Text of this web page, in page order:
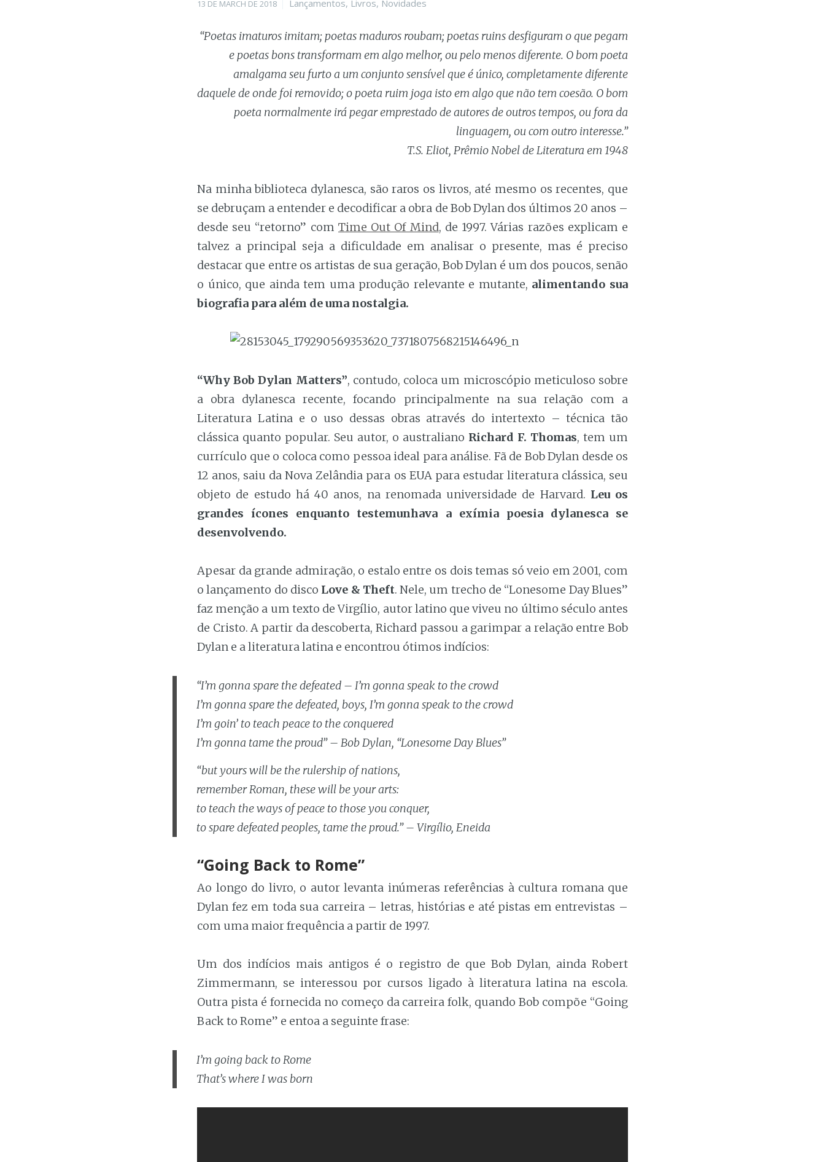
Posted
13 DE MARCH DE 2018 Categories
Lançamentos, Livros, Novidades
“Poetas imaturos imitam; poetas maduros roubam; poetas ruins desfiguram o que pegam
e poetas bons transformam em algo melhor, ou pelo menos diferente. O bom poeta
amalgama seu furto a um conjunto sensível que é único, completamente diferente
daquele de onde foi removido; o poeta ruim joga isto em algo que não tem coesão. O bom
poeta normalmente irá pegar emprestado de autores de outros tempos, ou fora da
linguagem, ou com outro interesse.”
T.S. Eliot, Prêmio Nobel de Literatura em 1948
Na minha biblioteca dylanesca, são raros os livros, até mesmo os recentes, que
se debruçam a entender e decodificar a obra de Bob Dylan dos últimos 20 anos –
desde seu “retorno” com Time Out Of Mind, de 1997. Várias razões explicam e
talvez a principal seja a dificuldade em analisar o presente, mas é preciso
destacar que entre os artistas de sua geração, Bob Dylan é um dos poucos, senão
o único, que ainda tem uma produção relevante e mutante, alimentando sua
biografia para além de uma nostalgia.
“Why Bob Dylan Matters”, contudo, coloca um microscópio meticuloso sobre
a obra dylanesca recente, focando principalmente na sua relação com a
Literatura Latina e o uso dessas obras através do intertexto – técnica tão
clássica quanto popular. Seu autor, o australiano Richard F. Thomas, tem um
currículo que o coloca como pessoa ideal para análise. Fã de Bob Dylan desde os
12 anos, saiu da Nova Zelândia para os EUA para estudar literatura clássica, seu
objeto de estudo há 40 anos, na renomada universidade de Harvard. Leu os
grandes ícones enquanto testemunhava a exímia poesia dylanesca se
desenvolvendo.
Apesar da grande admiração, o estalo entre os dois temas só veio em 2001, com
o lançamento do disco Love & Theft. Nele, um trecho de “Lonesome Day Blues”
faz menção a um texto de Virgílio, autor latino que viveu no último século antes
de Cristo. A partir da descoberta, Richard passou a garimpar a relação entre Bob
Dylan e a literatura latina e encontrou ótimos indícios:
“I’m gonna spare the defeated – I’m gonna speak to the crowd
I’m gonna spare the defeated, boys, I’m gonna speak to the crowd
I’m goin’ to teach peace to the conquered
I’m gonna tame the proud” – Bob Dylan, “Lonesome Day Blues”
“but yours will be the rulership of nations,
remember Roman, these will be your arts:
to teach the ways of peace to those you conquer,
to spare defeated peoples, tame the proud.” – Virgílio, Eneida
“Going Back to Rome”
Ao longo do livro, o autor levanta inúmeras referências à cultura romana que
Dylan fez em toda sua carreira – letras, histórias e até pistas em entrevistas –
com uma maior frequência a partir de 1997.
Um dos indícios mais antigos é o registro de que Bob Dylan, ainda Robert
Zimmermann, se interessou por cursos ligado à literatura latina na escola.
Outra pista é fornecida no começo da carreira folk, quando Bob compõe “Going
Back to Rome” e entoa a seguinte frase:
I’m going back to Rome
That’s where I was born